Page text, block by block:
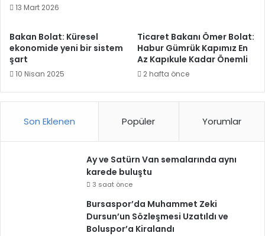
13 Mart 2026
Bakan Bolat: Küresel
ekonomide yeni bir sistem
şart
10 Nisan 2025
Ticaret Bakanı Ömer Bolat:
Habur Gümrük Kapımız En
Az Kapıkule Kadar Önemli
2 hafta önce
Son Eklenen Popüler Yorumlar
Ay ve Satürn Van semalarında aynı
karede buluştu
3 saat önce
Bursaspor’da Muhammet Zeki
Dursun’un Sözleşmesi Uzatıldı ve
Boluspor’a Kiralandı